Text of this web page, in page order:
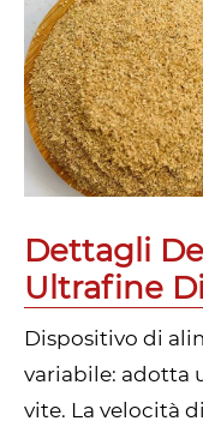
Dettagli
Ultrafine
Dispositivo di
variabile: adotta
vite. La velocità